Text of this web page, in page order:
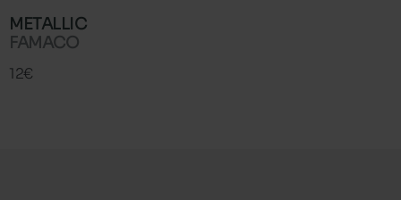
METALLIC
FAMACO
12€